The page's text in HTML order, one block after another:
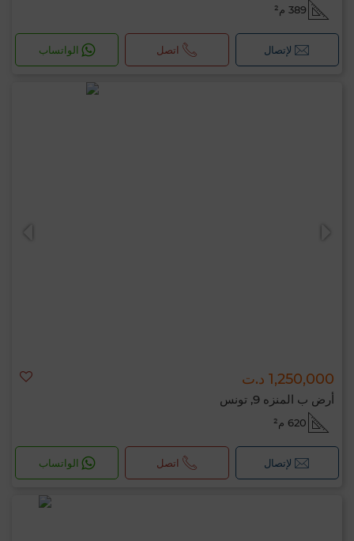
389 م²
لإتصال اتصل الواتساب
1,250,000 د.ت
أرض ب المنزه 9, تونس
620 م²
لإتصال اتصل الواتساب